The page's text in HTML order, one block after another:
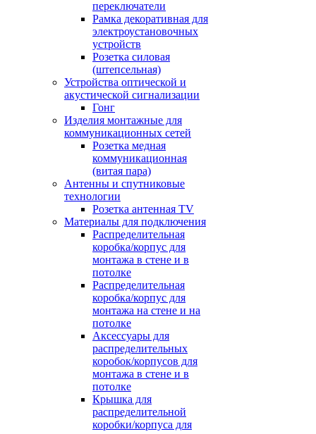
переключатели
Рамка декоративная для
электроустановочных
устройств
Розетка силовая
(штепсельная)
Устройства оптической и
акустической сигнализации
Гонг
Изделия монтажные для
коммуникационных сетей
Розетка медная
коммуникационная
(витая пара)
Антенны и спутниковые
технологии
Розетка антенная TV
Материалы для подключения
Распределительная
коробка/корпус для
монтажа в стене и в
потолке
Распределительная
коробка/корпус для
монтажа на стене и на
потолке
Аксессуары для
распределительных
коробок/корпусов для
монтажа в стене и в
потолке
Крышка для
распределительной
коробки/корпуса для